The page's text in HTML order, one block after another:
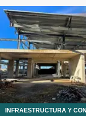
INFRAESTRUCTURA Y